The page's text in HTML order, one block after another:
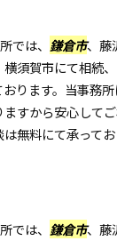
では、 鎌倉市、藤
須賀市にて相続、
ります。当事務
すから安心してご
無料にて承って
では、 鎌倉市、藤